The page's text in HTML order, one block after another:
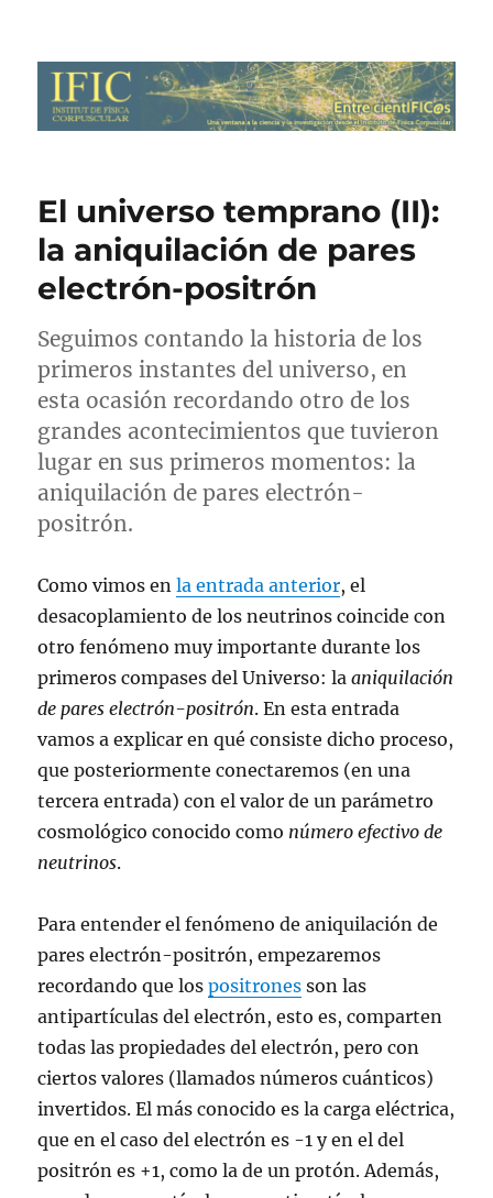
Entre cientIFIC@s
El universo temprano (II):
la aniquilación de pares
electrón-positrón
Seguimos contando la historia de los
primeros instantes del universo, en
esta ocasión recordando otro de los
grandes acontecimientos que tuvieron
lugar en sus primeros momentos: la
aniquilación de pares electrón-
positrón.
Como vimos enla entrada anterior, el
desacoplamiento de los neutrinos coincide con
otro fenómeno muy importante durante los
primeros compases del Universo: laaniquilación
de pares electrón-positrón. En esta entrada
vamos a explicar en qué consiste dicho proceso,
que posteriormente conectaremos (en una
tercera entrada) con el valor de un parámetro
cosmológico conocido como número efectivo de
neutrinos.
Para entender el fenómeno de aniquilación de
pares electrón-positrón, empezaremos
recordando que lospositrones son las
antipartículas del electrón, esto es, comparten
todas las propiedades del electrón, pero con
ciertos valores (llamados números cuánticos)
invertidos. El más conocido es la carga eléctrica,
que en el caso del electrón es -1 y en el del
positrón es +1, como la de un protón. Además,